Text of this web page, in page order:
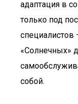
адаптация в
только под
специалистов
«Солнечных»
собой.